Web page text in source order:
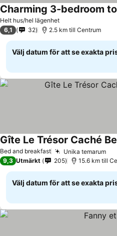
Helt hus/hel lägenhet
Charming 3-bedroom
6,1 32 2.5 km till Centrum
Välj datum för att se exakta
Bed and breakfast Unika temarumSe
Gîte Le Trésor Caché
9,3 Utmärkt 205 15.6 km till
Välj datum för att se exakta